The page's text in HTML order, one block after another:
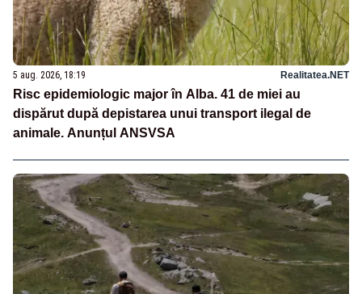
5 aug. 2026, 18:19 Realitatea.NET
Risc epidemiologic major în Alba. 41 de miei au
dispărut după depistarea unui transport ilegal de
animale. Anunțul ANSVSA